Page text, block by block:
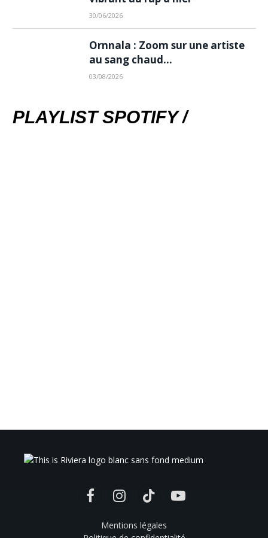
30/06/2026
Ornnala : Zoom sur une artiste
au sang chaud…
03/08/2026
PLAYLIST SPOTIFY /
FacebookInstagramTikTok YouTube
Mentions légales